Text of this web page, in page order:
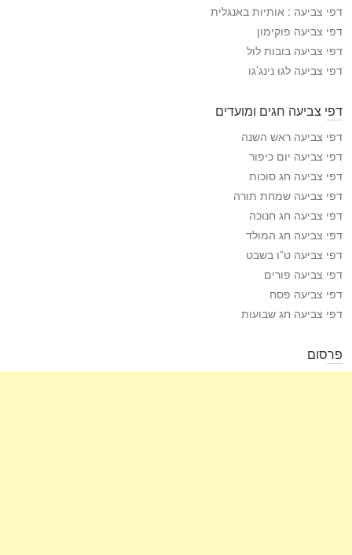
י
ע
ה
דפי צביעה : אותיות באנגלית
דפי צביעה פוקימון
דפי צביעה בובות לול
דפי צביעה לגו נינג’גו
דפי צביעה חגים ומועדים
דפי צביעה ראש השנה
דפי צביעה יום כיפור
דפי צביעה חג סוכות
דפי צביעה שמחת תורה
דפי צביעה חג חנוכה
דפי צביעה חג המולד
דפי צביעה ט”ו בשבט
דפי צביעה פורים
דפי צביעה פסח
דפי צביעה חג שבועות
פרסום